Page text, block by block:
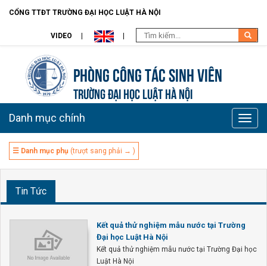
CỔNG TTĐT TRƯỜNG ĐẠI HỌC LUẬT HÀ NỘI
VIDEO
Phòng Công tác sinh viên
TRƯỜNG ĐẠI HỌC LUẬT HÀ NỘI
Toggle
Danh mục chính
☰ Danh mục phụ (trượt sang phải → )
Tin Tức
Kết quả thử nghiệm mẫu nước tại Trường
Đại học Luật Hà Nội
Kết quả thử nghiệm mẫu nước tại Trường Đại học
Luật Hà Nội